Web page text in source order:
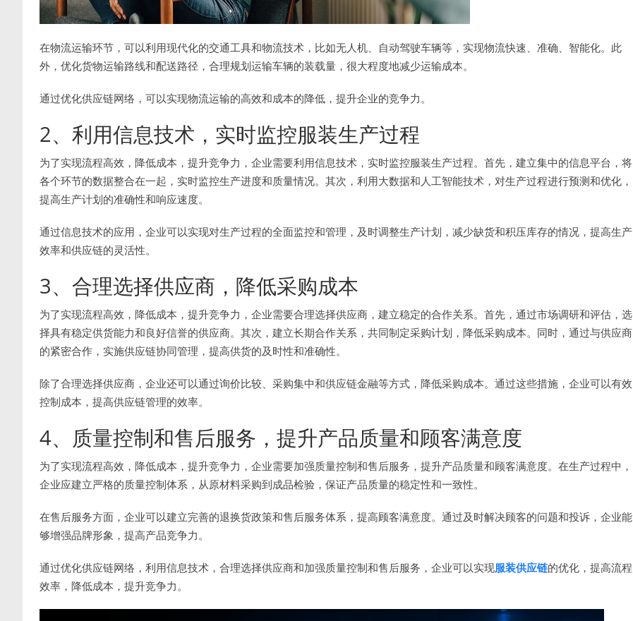
在物流运输环节，可以利用现代化的交通工具和物流技术，比如无人机、自动驾驶车辆等，实现物流快速、准确、智能化。此
外，优化货物运输路线和配送路径，合理规划运输车辆的装载量，很大程度地减少运输成本。
通过优化供应链网络，可以实现物流运输的高效和成本的降低，提升企业的竞争力。
2、利用信息技术，实时监控服装生产过程
为了实现流程高效，降低成本，提升竞争力，企业需要利用信息技术，实时监控服装生产过程。首先，建立集中的信息平台，将
各个环节的数据整合在一起，实时监控生产进度和质量情况。其次，利用大数据和人工智能技术，对生产过程进行预测和优化，
提高生产计划的准确性和响应速度。
通过信息技术的应用，企业可以实现对生产过程的全面监控和管理，及时调整生产计划，减少缺货和积压库存的情况，提高生产
效率和供应链的灵活性。
3、合理选择供应商，降低采购成本
为了实现流程高效，降低成本，提升竞争力，企业需要合理选择供应商，建立稳定的合作关系。首先，通过市场调研和评估，选
择具有稳定供货能力和良好信誉的供应商。其次，建立长期合作关系，共同制定采购计划，降低采购成本。同时，通过与供应商
的紧密合作，实施供应链协同管理，提高供货的及时性和准确性。
除了合理选择供应商，企业还可以通过询价比较、采购集中和供应链金融等方式，降低采购成本。通过这些措施，企业可以有效
控制成本，提高供应链管理的效率。
4、质量控制和售后服务，提升产品质量和顾客满意度
为了实现流程高效，降低成本，提升竞争力，企业需要加强质量控制和售后服务，提升产品质量和顾客满意度。在生产过程中，
企业应建立严格的质量控制体系，从原材料采购到成品检验，保证产品质量的稳定性和一致性。
在售后服务方面，企业可以建立完善的退换货政策和售后服务体系，提高顾客满意度。通过及时解决顾客的问题和投诉，企业能
够增强品牌形象，提高产品竞争力。
通过优化供应链网络，利用信息技术，合理选择供应商和加强质量控制和售后服务，企业可以实现服装供应链的优化，提高流程
效率，降低成本，提升竞争力。